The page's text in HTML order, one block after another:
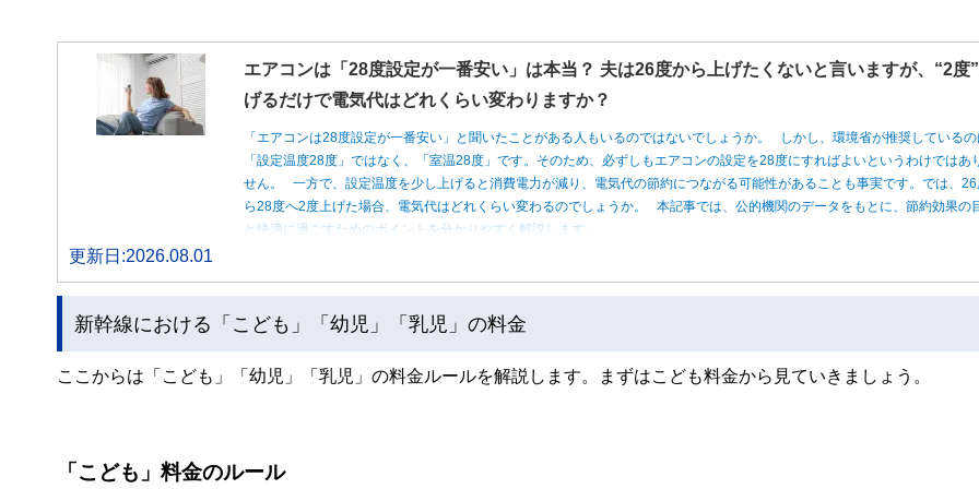
エアコンは「28度設定が一番安い」は本当？ 夫は26度から上げたくないと言いますが、“2度
げるだけで電気代はどれくらい変わりますか？
「エアコンは28度設定が一番安い」と聞いたことがある人もいるのではないでしょうか。 しかし、環境省が推奨しているの
「設定温度28度」ではなく、「室温28度」です。そのため、必ずしもエアコンの設定を28度にすればよいというわけではあ
せん。 一方で、設定温度を少し上げると消費電力が減り、電気代の節約につながる可能性があることも事実です。では、26
ら28度へ2度上げた場合、電気代はどれくらい変わるのでしょうか。 本記事では、公的機関のデータをもとに、節約効果の
と快適に過ごすためのポイントを分かりやすく解説します。
更新日:2026.08.01
新幹線における「こども」「幼児」「乳児」の料金
ここからは「こども」「幼児」「乳児」の料金ルールを解説します。まずはこども料金から見ていきましょう。
「こども」料金のルール